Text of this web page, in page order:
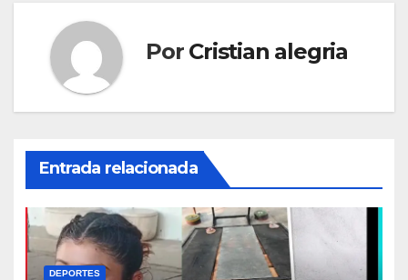
Por Cristian alegria
Entrada relacionada
DEPORTES